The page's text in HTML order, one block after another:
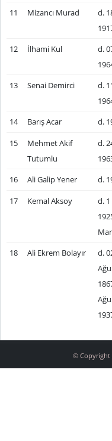
11 Mizancı Murad
d.
12 İlhami Kul
d.
13 Senai Demirci
d.
14 Barış Acar d.
15
Mehmet Akif
Tutumlu
d.
16 Ali Galip Yener d.
17 Kemal Aksoy
d.
18 Ali Ekrem Bolayır
d.
© Copyright